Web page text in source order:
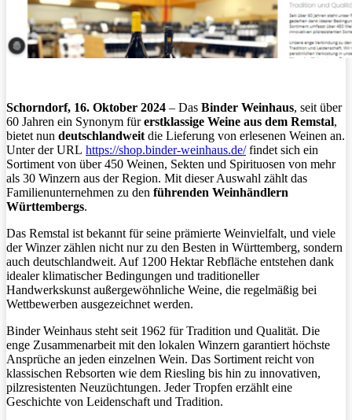
Schorndorf, 16. Oktober 2024 – Das Binder Weinhaus, seit über
60 Jahren ein Synonym fürerstklassige Weine aus dem Remstal,
bietet nun deutschlandweit die Lieferung von erlesenen Weinen an.
Unter der URL https://shop.binder-weinhaus.de/findet sich ein
Sortiment von über 450 Weinen, Sekten und Spirituosen von mehr
als 30 Winzern aus der Region. Mit dieser Auswahl zählt das
Familienunternehmen zu den führenden Weinhändlern
Württembergs.
Das Remstal ist bekannt für seine prämierte Weinvielfalt, und viele
der Winzer zählen nicht nur zu den Besten in Württemberg, sondern
auch deutschlandweit. Auf 1200 Hektar Rebfläche entstehen dank
idealer klimatischer Bedingungen und traditioneller
Handwerkskunst außergewöhnliche Weine, die regelmäßig bei
Wettbewerben ausgezeichnet werden.
Binder Weinhaus steht seit 1962 für Tradition und Qualität. Die
enge Zusammenarbeit mit den lokalen Winzern garantiert höchste
Ansprüche an jeden einzelnen Wein. Das Sortiment reicht von
klassischen Rebsorten wie dem Riesling bis hin zu innovativen,
pilzresistenten Neuzüchtungen. Jeder Tropfen erzählt eine
Geschichte von Leidenschaft und Tradition.